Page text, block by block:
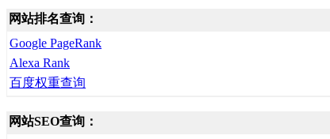
网站排名查询：
Google PageRank
Alexa Rank
百度权重查询
网站SEO查询：